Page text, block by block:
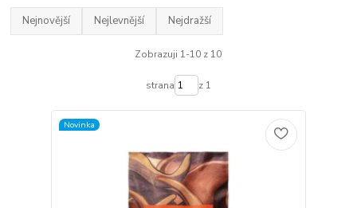
Nejnovější Nejlevnější Nejdražší
Zobrazuji 1-10 z 10
strana z 1
Novinka